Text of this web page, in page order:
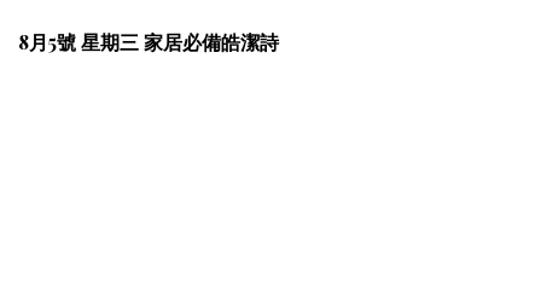
8月5號 星期三 家居必備皓潔詩